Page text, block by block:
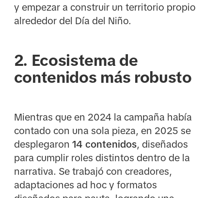
y empezar a construir un territorio propio
alrededor del Día del Niño.
2. Ecosistema de
contenidos más robusto
Mientras que en 2024 la campaña había
contado con una sola pieza, en 2025 se
desplegaron 14 contenidos, diseñados
para cumplir roles distintos dentro de la
narrativa. Se trabajó con creadores,
adaptaciones ad hoc y formatos